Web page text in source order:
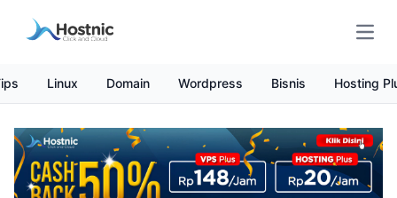
Linux Domain Wordpress Bisnis Hosting